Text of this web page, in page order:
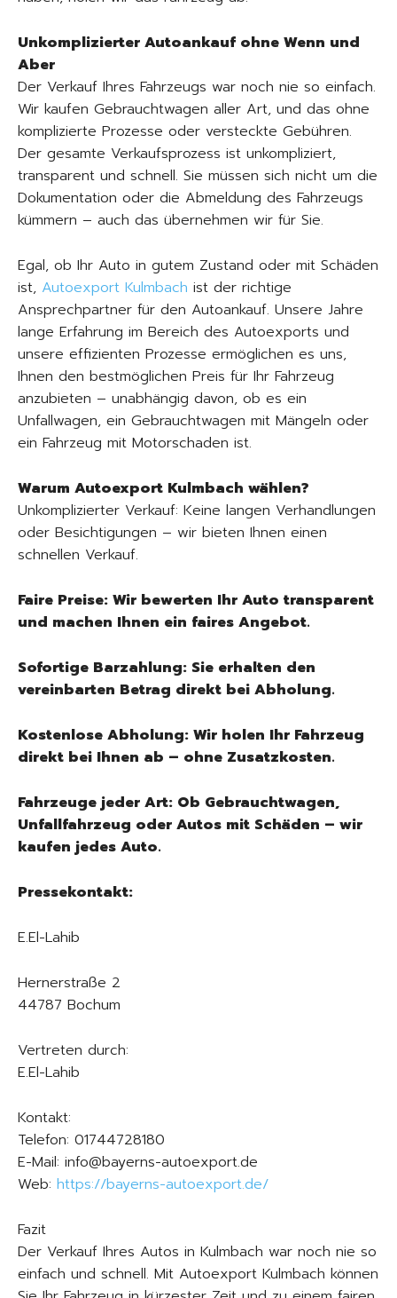
Unkomplizierter Autoankauf ohne Wenn und
Aber
Der Verkauf Ihres Fahrzeugs war noch nie so einfach.
Wir kaufen Gebrauchtwagen aller Art, und das ohne
komplizierte Prozesse oder versteckte Gebühren.
Der gesamte Verkaufsprozess ist unkompliziert,
transparent und schnell. Sie müssen sich nicht um die
Dokumentation oder die Abmeldung des Fahrzeugs
kümmern – auch das übernehmen wir für Sie.
Egal, ob Ihr Auto in gutem Zustand oder mit Schäden
ist, Autoexport Kulmbach ist der richtige
Ansprechpartner für den Autoankauf. Unsere Jahre
lange Erfahrung im Bereich des Autoexports und
unsere effizienten Prozesse ermöglichen es uns,
Ihnen den bestmöglichen Preis für Ihr Fahrzeug
anzubieten – unabhängig davon, ob es ein
Unfallwagen, ein Gebrauchtwagen mit Mängeln oder
ein Fahrzeug mit Motorschaden ist.
Warum Autoexport Kulmbach wählen?
Unkomplizierter Verkauf: Keine langen Verhandlungen
oder Besichtigungen – wir bieten Ihnen einen
schnellen Verkauf.
Faire Preise: Wir bewerten Ihr Auto transparent
und machen Ihnen ein faires Angebot.
Sofortige Barzahlung: Sie erhalten den
vereinbarten Betrag direkt bei Abholung.
Kostenlose Abholung: Wir holen Ihr Fahrzeug
direkt bei Ihnen ab – ohne Zusatzkosten.
Fahrzeuge jeder Art: Ob Gebrauchtwagen,
Unfallfahrzeug oder Autos mit Schäden – wir
kaufen jedes Auto.
Pressekontakt:
E.El-Lahib
Hernerstraße 2
44787 Bochum
Vertreten durch:
E.El-Lahib
Kontakt:
Telefon: 01744728180
E-Mail: info@bayerns-autoexport.de
Web: https://bayerns-autoexport.de/
Fazit
Der Verkauf Ihres Autos in Kulmbach war noch nie so
einfach und schnell. Mit Autoexport Kulmbach können